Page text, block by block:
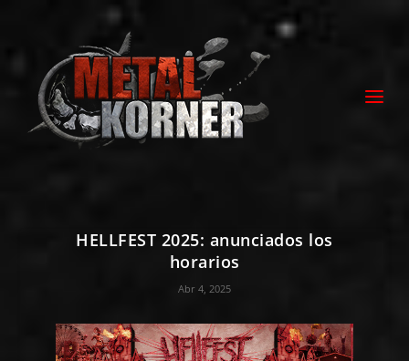
HELLFEST 2025: anunciados los
horarios
Abr 4, 2025